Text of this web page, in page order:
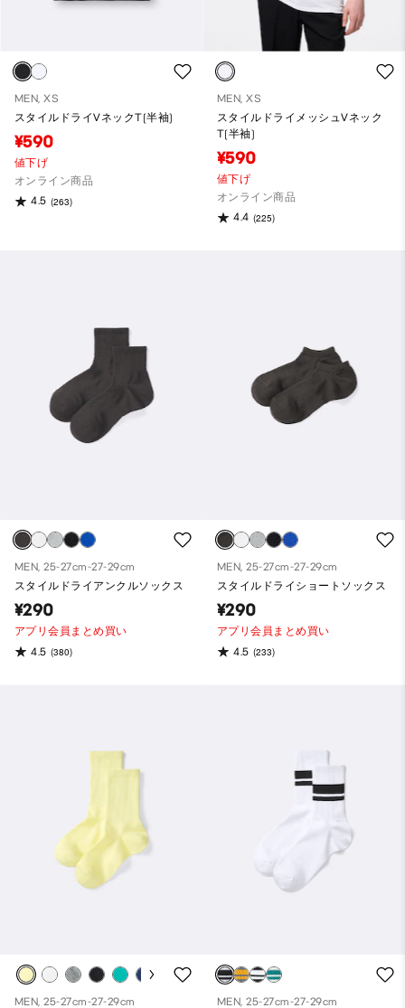
MEN, XS
スタイルドライVネックT(半袖)
¥590
値下げ
オンライン商品
4.5 (263)
MEN, XS
スタイルドライメッシュVネック
T(半袖)
¥590
値下げ
オンライン商品
4.4 (225)
MEN, 25-27cm-27-29cm
スタイルドライアンクルソックス
¥290
アプリ会員まとめ買い
4.5 (380)
MEN, 25-27cm-27-29cm
スタイルドライショートソックス
¥290
アプリ会員まとめ買い
4.5 (233)
MEN, 25-27cm-27-29cm MEN, 25-27cm-27-29cm